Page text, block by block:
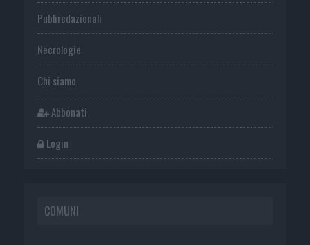
Publiredazionali
Necrologie
Chi siamo
Abbonati
Login
COMUNI